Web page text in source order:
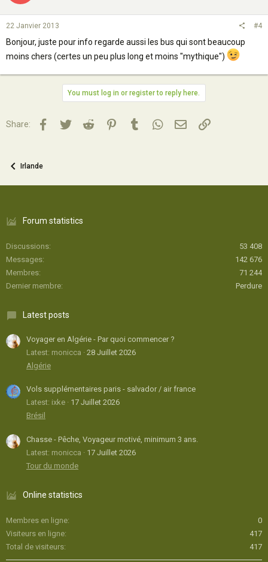
22 Janvier 2013 #4
Bonjour, juste pour info regarde aussi les bus qui sont beaucoup
moins chers (certes un peu plus long et moins "mythique")
You must log in or register to reply here.
Share: Facebook
TwitterReddit PinterestTumblrWhatsApp
Email Lien
Irlande
Forum statistics
Discussions
53 408
Messages
142 676
Membres
71 244
Dernier membre
Perdure
Latest posts
Voyager en Algérie - Par quoi commencer ?
Latest: monicca
28 Juillet 2026
Algérie
Vols supplémentaires paris - salvador / air france
Latest: ixke
17 Juillet 2026
Brésil
Chasse - Pêche, Voyageur motivé, minimum 3 ans.
Latest: monicca
17 Juillet 2026
Tour du monde
Online statistics
Membres en ligne
0
Visiteurs en ligne
417
Total de visiteurs
417